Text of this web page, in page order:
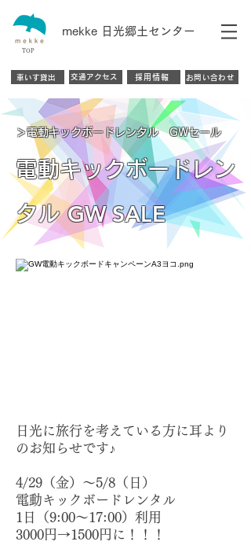
TOP
mekke 日光郷土センター
車いす貸出 交通アクセス 採用情報 お問い合わせ
​＞電動キックボードレンタル GWセール
電動キックボードレン
タルGW SALE
日光に旅行を考えている方に耳より
のお知らせです♪
4/29（金）～5/8（日）
電動キックボードレンタル
1日（9:00～17:00）利用
3000円→1500円に！！！